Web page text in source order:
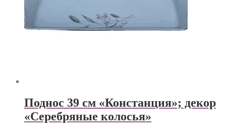
Поднос 39 см «Констанция»; декор
«Серебряные колосья»